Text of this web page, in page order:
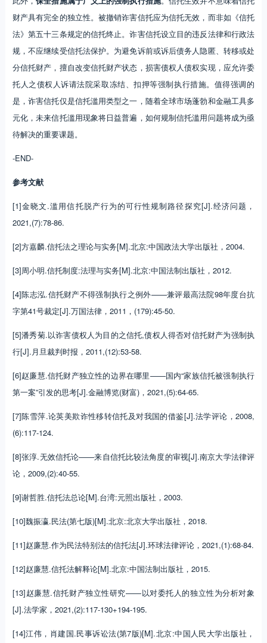
财产具有完全的独立性。被撤销诈害信托应为信托无效，而非如《信托
法》第五十三条规定的信托终止。诈害信托设立目的违反法律和行政法
规，不应继续受信托法保护。为避免诉前或诉后债务人隐匿、转移或处
分信托财产，擅自改变信托财产状态，损害债权人债权实现，应允许委
托人之债权人诉请法院采取冻结、扣押等强制执行措施。值得强调的
是，诈害信托仅是信托滥用类型之一，随着全球市场蓬勃和金融工具多
元化，未来信托滥用现象将日益普遍，如何规制信托滥用问题将成为亟
待解决的重要课题。
-END-
参考文献
[1]金晓文.滥用信托脱产行为的可行性规制路径探究[J].经济问题，
2021,(7):78-86.
[2]方嘉麟.信托法之理论与实务[M].北京:中国政法大学出版社，2004.
[3]周小明.信托制度:法理与实务[M].北京:中国法制出版社，2012.
[4]陈志泓.信托财产不得强制执行之例外——兼评最高法院98年度台抗
字第41号裁定[J].万国法律，2011，(179):45-50.
[5]潘秀菊.以诈害债权人为目的之信托,债权人得否对信托财产为强制执
行[J].月旦裁判时报，2011,(12):53-58.
[6]赵廉慧.信托财产独立性的边界在哪里——国内“家族信托被强制执行
第一案”引发的思考[J].金融博览(财富)，2021,(5):64-65.
[7]陈雪萍.论英美欺诈性移转信托及对我国的借鉴[J].法学评论，2008,
(6):117-124.
[8]张淳.无效信托论——来自信托比较法角度的审视[J].南京大学法律评
论，2009,(2):40-55.
[9]谢哲胜.信托法总论[M].台湾:元照出版社，2003.
[10]魏振瀛.民法(第七版)[M].北京:北京大学出版社，2018.
[11]赵廉慧.作为民法特别法的信托法[J].环球法律评论，2021,(1):68-84.
[12]赵廉慧.信托法解释论[M].北京:中国法制出版社，2015.
[13]赵廉慧.信托财产独立性研究——以对委托人的独立性为分析对象
[J].法学家，2021,(2):117-130+194-195.
[14]江伟，肖建国.民事诉讼法(第7版)[M].北京:中国人民大学出版社，